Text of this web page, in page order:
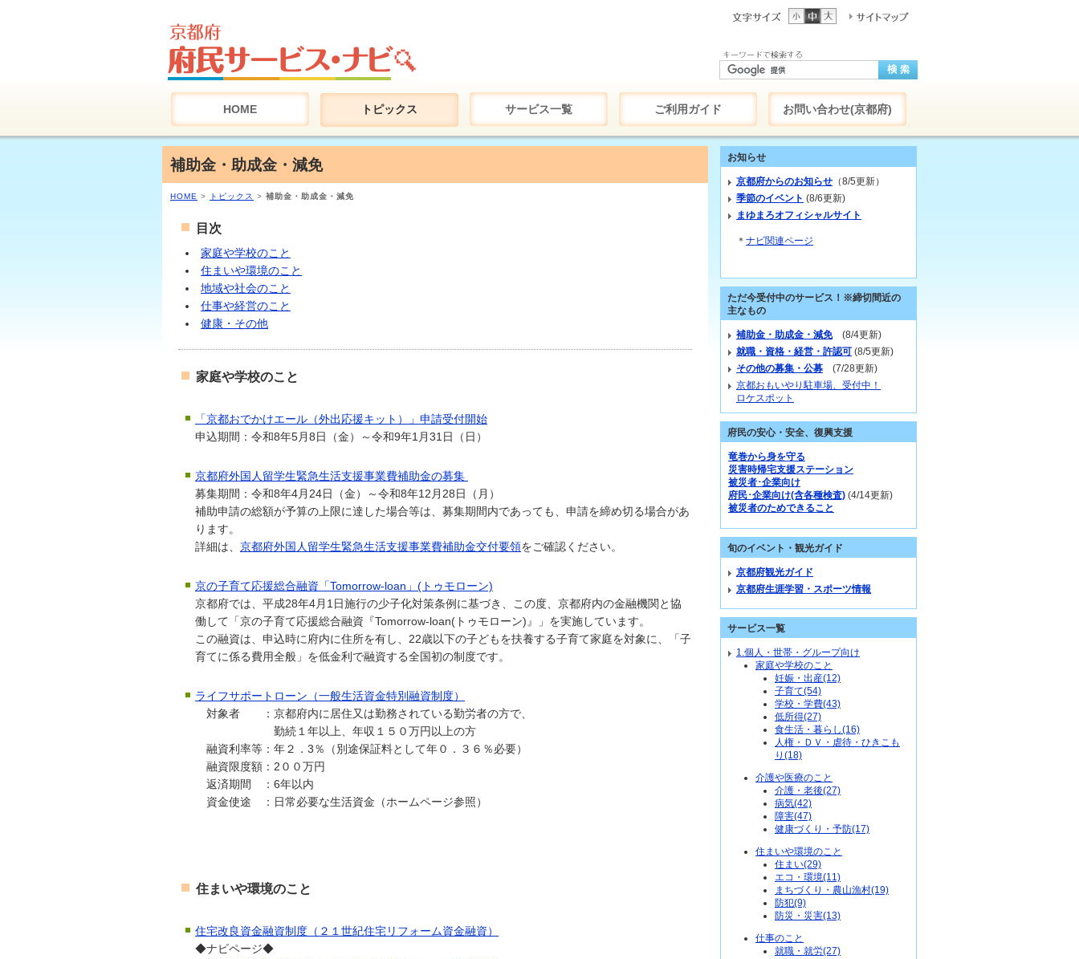
HOME トピックス サービス一覧 ご利用ガイド お問い合わせ(京都府)
補助金・助成金・減免
HOME > トピックス > 補助金・助成金・減免
目次
家庭や学校のこと
住まいや環境のこと
地域や社会のこと
仕事や経営のこと
健康・その他
家庭や学校のこと
「京都おでかけエール（外出応援キット）」申請受付開始
申込期間：令和8年5月8日（金）～令和9年1月31日（日）
京都府外国人留学生緊急生活支援事業費補助金の募集
募集期間：令和8年4月24日（金）～令和8年12月28日（月）
補助申請の総額が予算の上限に達した場合等は、募集期間内であっても、申請を締め切る場合があ
ります。
詳細は、 京都府外国人留学生緊急生活支援事業費補助金交付要領をご確認ください。
京の子育て応援総合融資「Tomorrow-loan」(トゥモローン)
京都府では、平成28年4月1日施行の少子化対策条例に基づき、この度、京都府内の金融機関と協
働して「京の子育て応援総合融資『Tomorrow-loan(トゥモローン)』」を実施しています。
この融資は、申込時に府内に住所を有し、22歳以下の子どもを扶養する子育て家庭を対象に、「子
育てに係る費用全般」を低金利で融資する全国初の制度です。
ライフサポートローン（一般生活資金特別融資制度）
対象者 ：京都府内に居住又は勤務されている勤労者の方で、
勤続１年以上、年収１５０万円以上の方
融資利率等：年２．3％（別途保証料として年０．３６％必要）
融資限度額：2００万円
返済期間 ：6年以内
資金使途 ：日常必要な生活資金（ホームページ参照）
住まいや環境のこと
住宅改良資金融資制度（２１世紀住宅リフォーム資金融資）
◆ナビページ◆
お知らせ
京都府からのお知らせ （8/5更新）
季節のイベント (8/6更新)
まゆまろオフィシャルサイト
＊ ナビ関連ページ
ただ今受付中のサービス！※締切間近の
主なもの
補助金・助成金・減免(8/4更新)
就職・資格・経営・許認可 (8/5更新)
その他の募集・公募 (7/28更新)
京都おもいやり駐車場、受付中！
ロケスポット
府民の安心・安全、復興支援
竜巻から身を守る
災害時帰宅支援ステーション
被災者･企業向け
府民･企業向け(含各種検査) (4/14更新)
被災者のためできること
旬のイベント・観光ガイド
京都府観光ガイド
京都府生涯学習・スポーツ情報
サービス一覧
1.個人・世帯・グループ向け
家庭や学校のこと
妊娠・出産(12)
子育て(54)
学校・学費(43)
低所得(27)
食生活・暮らし(16)
人権・ＤＶ・虐待・ひきこも
り(18)
介護や医療のこと
介護・老後(27)
病気(42)
障害(47)
健康づくり・予防(17)
住まいや環境のこと
住まい(29)
エコ・環境(11)
まちづくり・農山漁村(19)
防犯(9)
防災・災害(13)
仕事のこと
就職・就労(27)